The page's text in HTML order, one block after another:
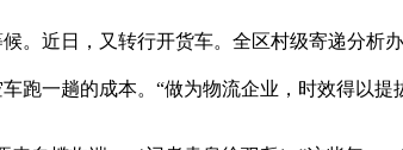
近日，又转行开货车。全区村级寄递分析
跑一趟的成本。“做为物流企业，时效得以提